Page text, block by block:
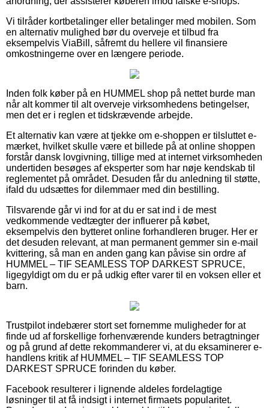
Vi tilråder kortbetalinger eller betalinger med mobilen. Som
en alternativ mulighed bør du overveje et tilbud fra
eksempelvis ViaBill, såfremt du hellere vil finansiere
omkostningerne over en længere periode.
Inden folk køber på en HUMMEL shop på nettet burde man
når alt kommer til alt overveje virksomhedens betingelser,
men det er i reglen et tidskrævende arbejde.
Et alternativ kan være at tjekke om e-shoppen er tilsluttet e-
mærket, hvilket skulle være et billede på at online shoppen
forstår dansk lovgivning, tillige med at internet virksomheden
undertiden besøges af eksperter som har nøje kendskab til
reglementet på området. Desuden får du anledning til støtte,
ifald du udsættes for dilemmaer med din bestilling.
Tilsvarende går vi ind for at du er sat ind i de mest
vedkommende vedtægter der influerer på købet,
eksempelvis den bytteret online forhandleren bruger. Her er
det desuden relevant, at man permanent gemmer sin e-mail
kvittering, så man en anden gang kan påvise sin ordre af
HUMMEL – TIF SEAMLESS TOP DARKEST SPRUCE,
ligegyldigt om du er på udkig efter varer til en voksen eller et
barn.
Trustpilot indebærer stort set fornemme muligheder for at
finde ud af forskellige forhenværende kunders betragtninger
og på grund af dette rekommanderer vi, at du eksaminerer e-
handlens kritik af HUMMEL – TIF SEAMLESS TOP
DARKEST SPRUCE forinden du køber.
Facebook resulterer i lignende aldeles fordelagtige
løsninger til at få indsigt i internet firmaets popularitet.